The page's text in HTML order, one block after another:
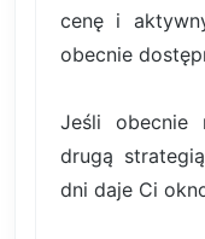
cenę i
obecnie
Jeśli obecnie
drugą
dni daje Ci